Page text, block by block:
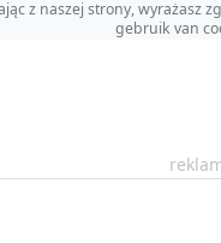
z naszej strony,
gebruik van